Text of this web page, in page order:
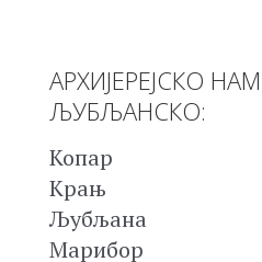
АРХИЈЕРЕЈСКО
ЉУБЉАНСКО:
Копар
Крањ
Љубљана
Марибор